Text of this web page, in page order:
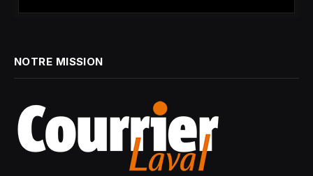
NOTRE MISSION